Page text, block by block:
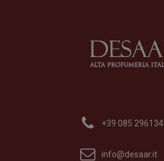
+39 085 296134
info@desaar.it